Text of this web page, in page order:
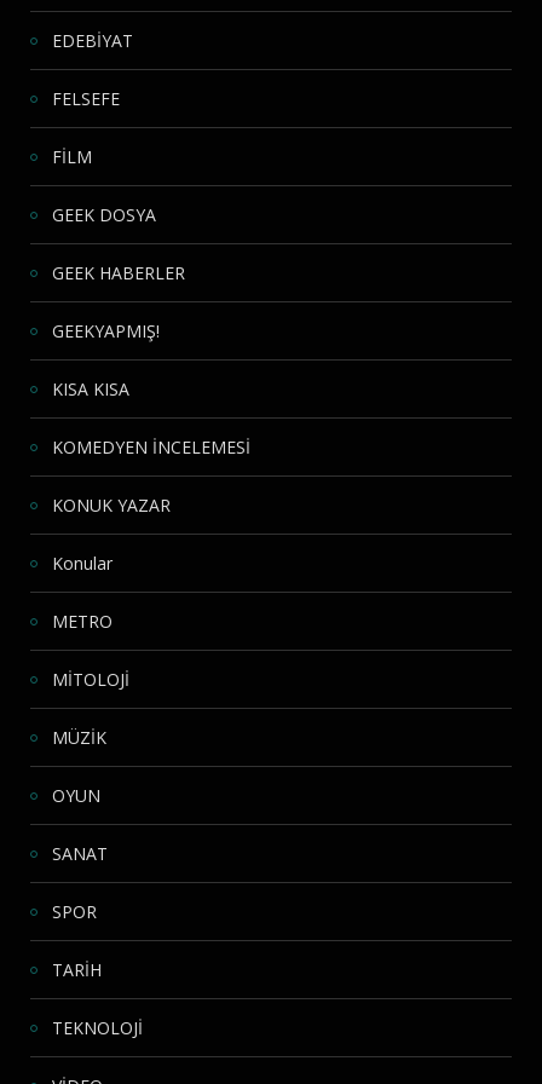
EDEBİYAT
FELSEFE
FİLM
GEEK DOSYA
GEEK HABERLER
GEEKYAPMIŞ!
KISA KISA
KOMEDYEN İNCELEMESİ
KONUK YAZAR
Konular
METRO
MİTOLOJİ
MÜZİK
OYUN
SANAT
SPOR
TARİH
TEKNOLOJİ